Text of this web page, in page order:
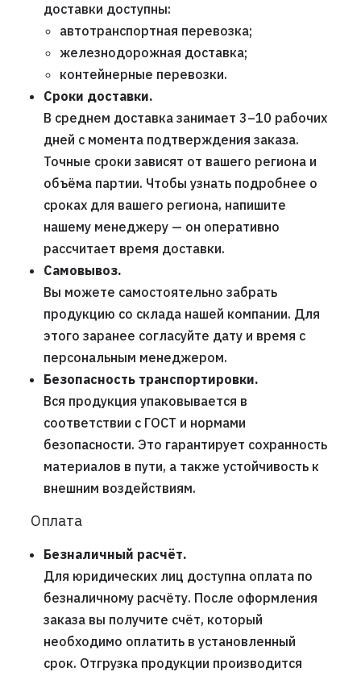
доставки доступны:
автотранспортная перевозка;
железнодорожная доставка;
контейнерные перевозки.
Сроки доставки.
В среднем доставка занимает 3–10 рабочих
дней с момента подтверждения заказа.
Точные сроки зависят от вашего региона и
объёма партии. Чтобы узнать подробнее о
сроках для вашего региона, напишите
нашему менеджеру — он оперативно
рассчитает время доставки.
Самовывоз.
Вы можете самостоятельно забрать
продукцию со склада нашей компании. Для
этого заранее согласуйте дату и время с
персональным менеджером.
Безопасность транспортировки.
Вся продукция упаковывается в
соответствии с ГОСТ и нормами
безопасности. Это гарантирует сохранность
материалов в пути, а также устойчивость к
внешним воздействиям.
Оплата
Безналичный расчёт.
Для юридических лиц доступна оплата по
безналичному расчёту. После оформления
заказа вы получите счёт, который
необходимо оплатить в установленный
срок. Отгрузка продукции производится